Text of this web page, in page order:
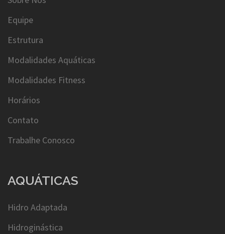
Equipe
Estrutura
Modalidades Aquáticas
Modalidades Fitness
Horários
Contato
Trabalhe Conosco
AQUÁTICAS
Hidro Adaptada
Hidroginástica